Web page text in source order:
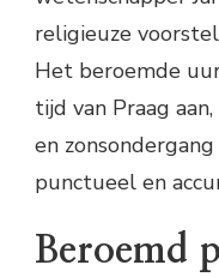
religieuze
Het beroemde
tijd van Praag
en
punctueel en
Beroemd